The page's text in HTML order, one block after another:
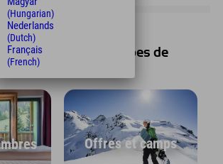
Explorer dans les Alpes de
Offres et camps
(Hungarian)
Nederlands
(Dutch)
Français
(French)